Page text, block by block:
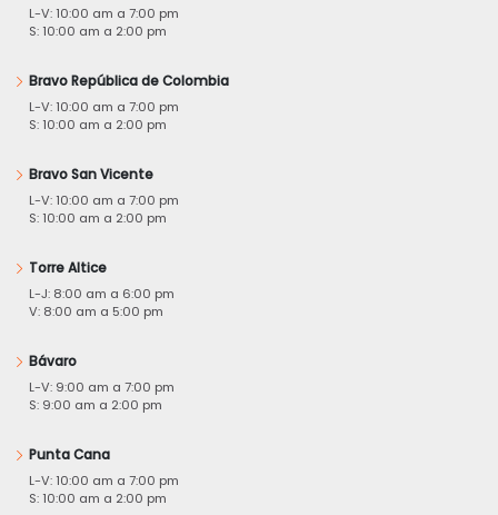
L-V: 10:00 am a 7:00 pm
S: 10:00 am a 2:00 pm
Bravo República de Colombia
L-V: 10:00 am a 7:00 pm
S: 10:00 am a 2:00 pm
Bravo San Vicente
L-V: 10:00 am a 7:00 pm
S: 10:00 am a 2:00 pm
Torre Altice
L-J: 8:00 am a 6:00 pm
V: 8:00 am a 5:00 pm
Bávaro
L-V: 9:00 am a 7:00 pm
S: 9:00 am a 2:00 pm
Punta Cana
L-V: 10:00 am a 7:00 pm
S: 10:00 am a 2:00 pm